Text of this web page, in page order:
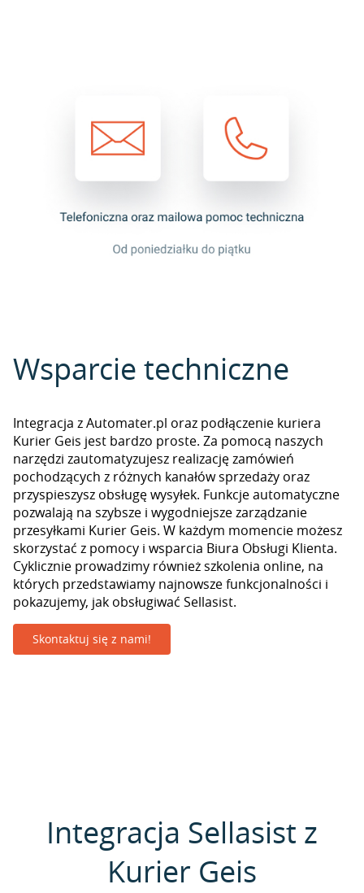
Wsparcie techniczne
Integracja z Automater.pl oraz podłączenie kuriera
Kurier Geis jest bardzo proste. Za pomocą naszych
narzędzi zautomatyzujesz realizację zamówień
pochodzących z różnych kanałów sprzedaży oraz
przyspieszysz obsługę wysyłek. Funkcje automatyczne
pozwalają na szybsze i wygodniejsze zarządzanie
przesyłkami Kurier Geis. W każdym momencie możesz
skorzystać z pomocy i wsparcia Biura Obsługi Klienta.
Cyklicznie prowadzimy również szkolenia online, na
których przedstawiamy najnowsze funkcjonalności i
pokazujemy, jak obsługiwać Sellasist.
Skontaktuj się z nami!
Integracja Sellasist z
Kurier Geis